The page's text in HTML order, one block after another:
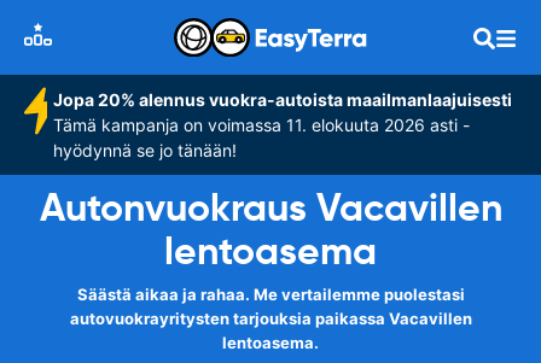
Jopa 20% alennus vuokra-autoista maailmanlaajuisesti
Tämä kampanja on voimassa 11. elokuuta 2026 asti -
hyödynnä se jo tänään!
Autonvuokraus Vacavillen
lentoasema
Säästä aikaa ja rahaa. Me vertailemme puolestasi
autovuokrayritysten tarjouksia paikassa Vacavillen
lentoasema.